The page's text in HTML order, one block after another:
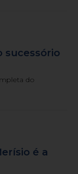
sucessório
do
é a